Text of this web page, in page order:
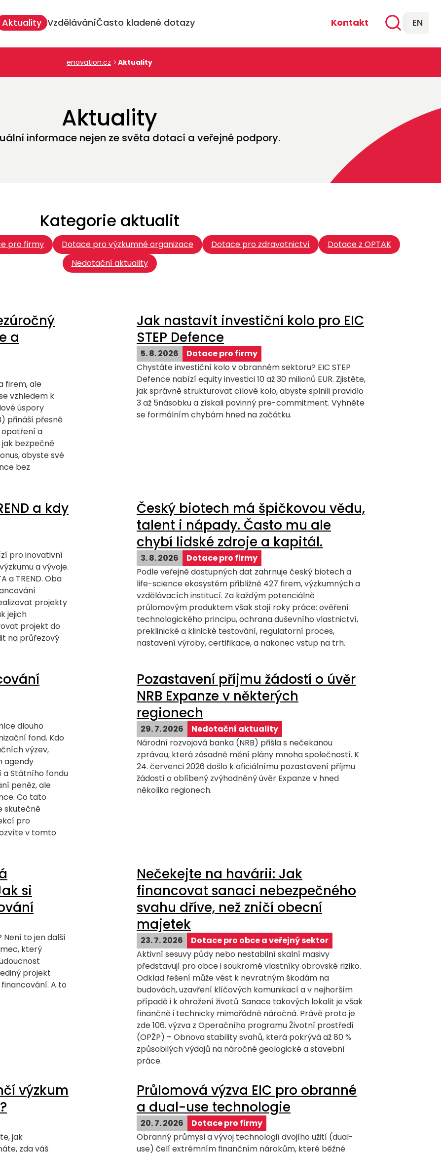
Aktuality VzděláváníČasto kladené dotazy Kontakt EN
enovation.cz Aktuality
Aktuality
informace nejen ze světa dotací a veřejné podpory.
Kategorie aktualit
pro firmy Dotace pro výzkumné organizace Dotace pro zdravotnictví
Dotace z OPTAK
Nedotační aktuality
a
firem, ale
vzhledem k
úspory
přináší přesně
opatření a
bezpečně
abyste své
bez
Jak nastavit investiční kolo pro EIC
STEP Defence
5. 8. 2026
Dotace pro firmy
Chystáte investiční kolo v obranném sektoru? EIC STEP
Defence nabízí equity investici 10 až 30 milionů EUR. Zjistěte,
jak správně strukturovat cílové kolo, abyste splnili pravidlo
3 až 5násobku a získali povinný pre-commitment. Vyhněte
se formálním chybám hned na začátku.
a kdy
pro inovativní
a vývoje.
a TREND. Oba
projekty
jejich
projekt do
na průřezový
Český biotech má špičkovou vědu,
talent i nápady. Často mu ale
chybí lidské zdroje a kapitál.
3. 8. 2026
Dotace pro firmy
Podle veřejně dostupných dat zahrnuje český biotech a
life-science ekosystém přibližně 427 firem, výzkumných a
vzdělávacích institucí. Za každým potenciálně
průlomovým produktem však stojí roky práce: ověření
technologického principu, ochrana duševního vlastnictví,
preklinické a klinické testování, regulatorní proces,
nastavení výroby, certifikace, a nakonec vstup na trh.
dlouho
fond. Kdo
výzev,
agendy
a Státního fondu
peněz, ale
Co tato
skutečně
pro
v tomto
Pozastavení příjmu žádostí o úvěr
NRB Expanze v některých
regionech
29. 7. 2026
Nedotační aktuality
Národní rozvojová banka (NRB) přišla s nečekanou
zprávou, která zásadně mění plány mnoha společností. K
24. červenci 2026 došlo k oficiálnímu pozastavení příjmu
žádostí o oblíbený zvýhodněný úvěr Expanze v hned
několika regionech.
si
Není to jen další
který
projekt
A to
Nečekejte na havárii: Jak
financovat sanaci nebezpečného
svahu dříve, než zničí obecní
majetek
23. 7. 2026
Dotace pro obce a veřejný sektor
Aktivní sesuvy půdy nebo nestabilní skalní masivy
představují pro obce i soukromé vlastníky obrovské riziko.
Odklad řešení může vést k nevratným škodám na
budovách, uzavření klíčových komunikací a v nejhorším
případě i k ohrožení životů. Sanace takových lokalit je však
finančně i technicky mimořádně náročná. Právě proto je
zde 106. výzva z Operačního programu Životní prostředí
(OPŽP) – Obnova stability svahů, která pokrývá až 80 %
způsobilých výdajů na náročné geologické a stavební
práce.
výzkum
jak
zda váš
Průlomová výzva EIC pro obranné
a dual-use technologie
20. 7. 2026
Dotace pro firmy
Obranný průmysl a vývoj technologií dvojího užití (dual-
use) čelí extrémním finančním nárokům, které běžné